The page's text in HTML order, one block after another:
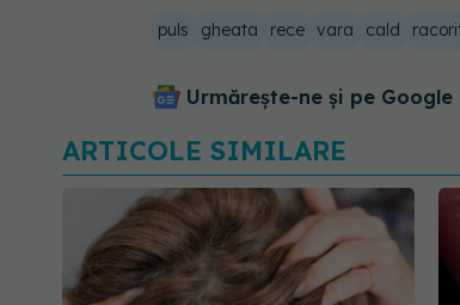
puls gheata rece vara cald
Urmărește-ne și pe Google
ARTICOLE SIMILARE